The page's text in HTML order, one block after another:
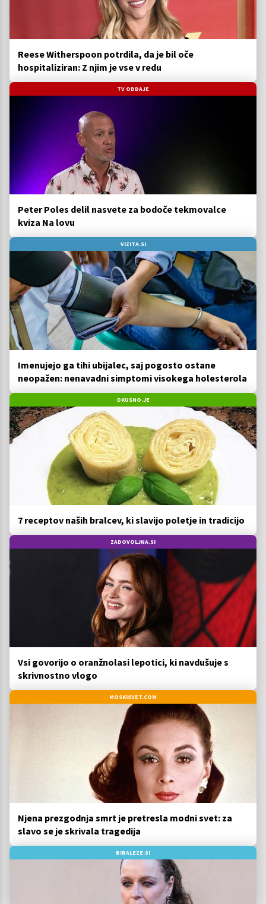
Reese Witherspoon potrdila, da je bil oče
hospitaliziran: Z njim je vse v redu
TV ODDAJE
Peter Poles delil nasvete za bodoče tekmovalce
kviza Na lovu
VIZITA.SI
Imenujejo ga tihi ubijalec, saj pogosto ostane
neopažen: nenavadni simptomi visokega holesterola
OKUSNO.JE
7 receptov naših bralcev, ki slavijo poletje in tradicijo
ZADOVOLJNA.SI
Vsi govorijo o oranžnolasi lepotici, ki navdušuje s
skrivnostno vlogo
MOSKISVET.COM
Njena prezgodnja smrt je pretresla modni svet: za
slavo se je skrivala tragedija
BIBALEZE.SI